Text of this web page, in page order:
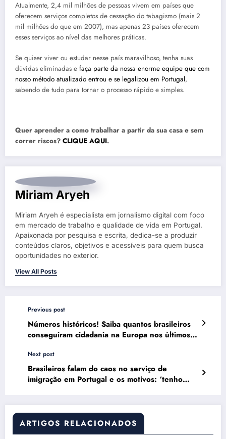
Atualmente, 2,4 mil milhões de pessoas vivem em países que
oferecem serviços completos de cessação do tabagismo (mais 2
mil milhões do que em 2007), mas apenas 23 países oferecem
esses serviços ao nível das melhores práticas.
Se quiser viver ou estudar nesse país maravilhoso, tenha suas
dúvidas eliminadas e faça parte da nossa enorme equipe que com
nosso método atualizado entrou e se legalizou em Portugal,
sabendo de tudo para tornar o processo rápido e simples.
Quer aprender a como trabalhar a partir da sua casa e sem
correr riscos? CLIQUE AQUI.
Miriam Aryeh
Miriam Aryeh é especialista em jornalismo digital com foco
em mercado de trabalho e qualidade de vida em Portugal.
Apaixonada por pesquisa e escrita, dedica-se a produzir
conteúdos claros, objetivos e acessíveis para quem busca
oportunidades no exterior.
View All Posts
Previous post
Números históricos! Saiba quantos brasileiros
conseguiram cidadania na Europa nos últimos
Next post
Brasileiros falam do caos no serviço de
imigração em Portugal e os motivos: ‘tenho
ARTIGOS RELACIONADOS